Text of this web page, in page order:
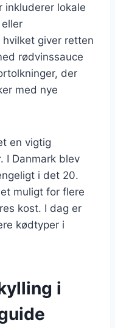
inkluderer lokale
giver retten
rødvinssauce
der
med nye
en vigtig
I Danmark blev
i det 20.
muligt for flere
kost. I dag er
kødtyper i
i